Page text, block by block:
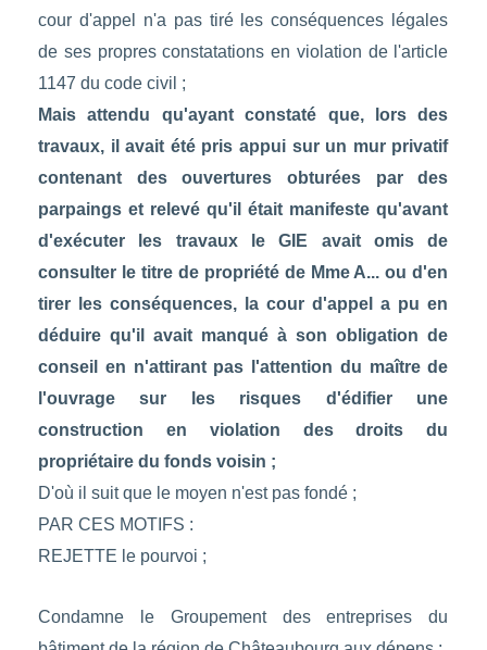
cour d'appel n'a pas tiré les conséquences légales
de ses propres constatations en violation de l'article
1147 du code civil ;
Mais attendu qu'ayant constaté que, lors des
travaux, il avait été pris appui sur un mur privatif
contenant des ouvertures obturées par des
parpaings et relevé qu'il était manifeste qu'avant
d'exécuter les travaux le GIE avait omis de
consulter le titre de propriété de Mme A... ou d'en
tirer les conséquences, la cour d'appel a pu en
déduire qu'il avait manqué à son obligation de
conseil en n'attirant pas l'attention du maître de
l'ouvrage sur les risques d'édifier une
construction en violation des droits du
propriétaire du fonds voisin ;
D'où il suit que le moyen n'est pas fondé ;
PAR CES MOTIFS :
REJETTE le pourvoi ;
Condamne le Groupement des entreprises du